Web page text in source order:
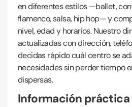
en diferentes estilos —ballet,
flamenco, salsa, hip hop— y
nivel, edad y horarios. Nuestro
actualizadas con dirección,
decidas rápido cuál centro se
necesidades sin perder tiempo
dispersas.
Información